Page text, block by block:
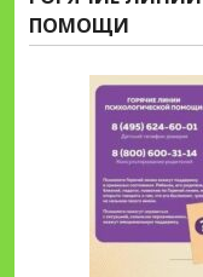
ПОМОЩИ